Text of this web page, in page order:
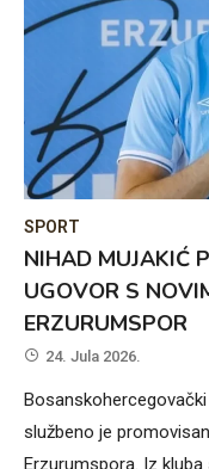
SPORT
NIHAD MUJAKIĆ
UGOVOR S
ERZURUMSPOR
24. Jula 2026.
službeno je
Erzurumspora. Iz